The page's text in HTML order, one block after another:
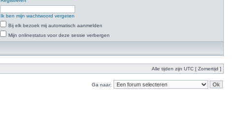
Ik ben mijn wachtwoord vergeten
Bij elk bezoek mij automatisch aanmelden
Mijn onlinestatus voor deze sessie verbergen
Alle tijden zijn UTC [ Zomertijd ]
Ga naar: